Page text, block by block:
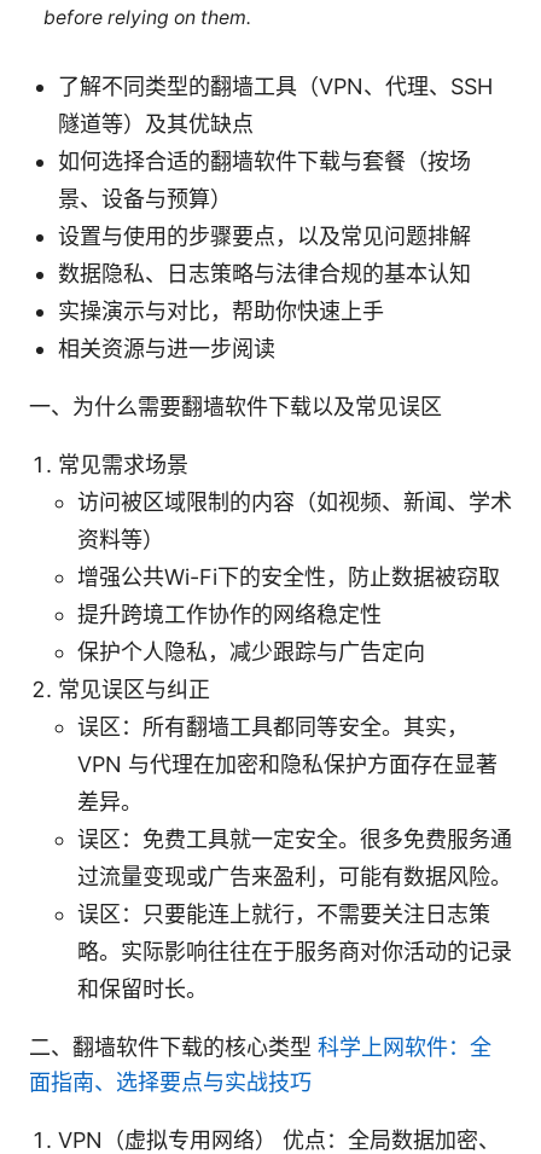
before relying on them.
了解不同类型的翻墙工具（VPN、代理、SSH
隧道等）及其优缺点
如何选择合适的翻墙软件下载与套餐（按场
景、设备与预算）
设置与使用的步骤要点，以及常见问题排解
数据隐私、日志策略与法律合规的基本认知
实操演示与对比，帮助你快速上手
相关资源与进一步阅读
一、为什么需要翻墙软件下载以及常见误区
常见需求场景
访问被区域限制的内容（如视频、新闻、学术
资料等）
增强公共Wi-Fi下的安全性，防止数据被窃取
提升跨境工作协作的网络稳定性
保护个人隐私，减少跟踪与广告定向
常见误区与纠正
误区：所有翻墙工具都同等安全。其实，
VPN 与代理在加密和隐私保护方面存在显著
差异。
误区：免费工具就一定安全。很多免费服务通
过流量变现或广告来盈利，可能有数据风险。
误区：只要能连上就行，不需要关注日志策
略。实际影响往往在于服务商对你活动的记录
和保留时长。
二、翻墙软件下载的核心类型 科学上网软件：全
面指南、选择要点与实战技巧
VPN（虚拟专用网络） 优点：全局数据加密、